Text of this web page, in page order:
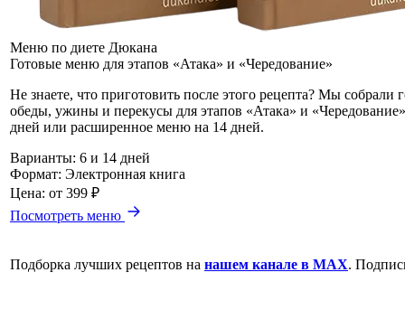
Меню по диете Дюкана
Готовые меню для этапов «Атака» и «Чередование»
Не знаете, что приготовить после этого рецепта? Мы
обеды, ужины и перекусы для этапов «Атака» и
дней или расширенное меню на 14 дней.
Варианты: 6 и 14 дней
Формат: Электронная книга
Цена: от 399 ₽
Посмотреть меню
Подборка лучших рецептов на нашем канале в MAX.